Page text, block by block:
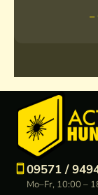
–
09571 /
Mo–Fr, 10:00 –